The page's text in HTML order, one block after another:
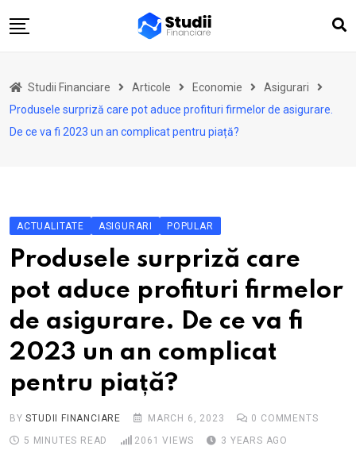
to
Actualitate
Investiții
Analize ASF
Studii Financiare Articole Economie
Asigurari
Produsele surpriză care pot aduce profituri firmelor de asigurare.
De ce va fi 2023 un an complicat pentru piață?
ACTUALITATE ASIGURARI POPULAR
Produsele surpriză care
pot aduce profituri firmelor
de asigurare. De ce va fi
2023 un an complicat
pentru piață?
BYSTUDII FINANCIARE MARCH 6, 2023 0 COMMENTS
5 MINUTES READ
2061 VIEWS 3 YEARS AGO